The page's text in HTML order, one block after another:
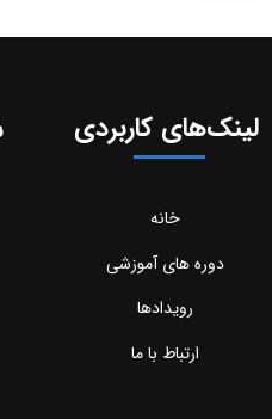
لینک‌های کاربردی
خانه
دوره های آموزشی
رویدادها
ارتباط با ما